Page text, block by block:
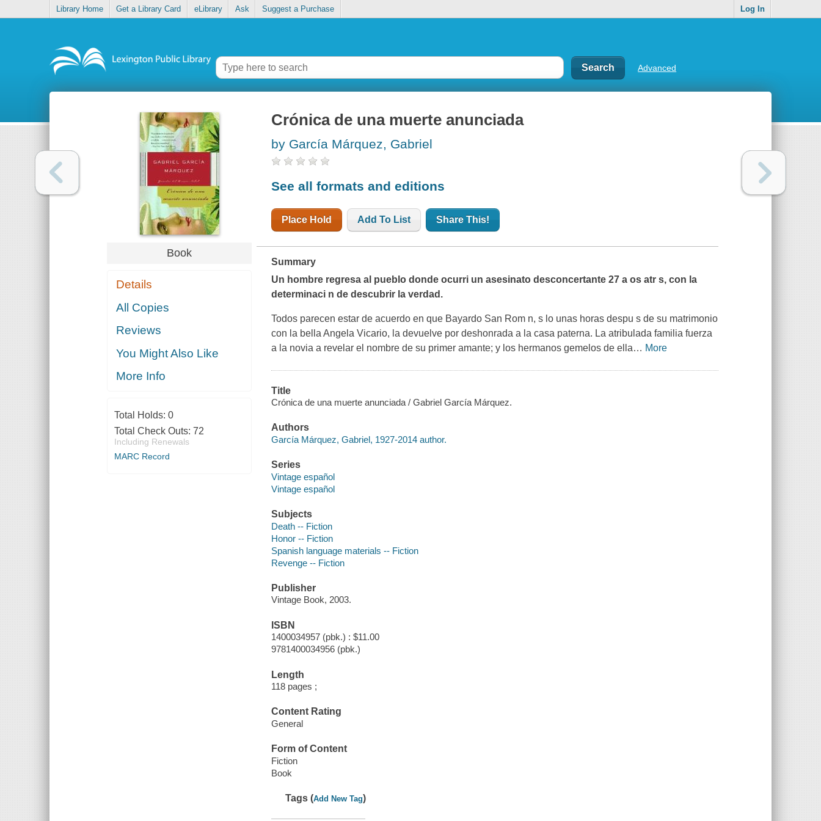
Library Home Get a Library Card eLibrary Ask Suggest a Purchase Log In
Advanced
Book
Details
All Copies
Reviews
You Might Also Like
More Info
Total Holds: 0
Total Check Outs: 72
Including Renewals
MARC Record
Crónica de una muerte anunciada
by García Márquez, Gabriel
See all formats and editions
Place Hold Add To List Share This!
Summary
Un hombre regresa al pueblo donde ocurri un asesinato desconcertante 27 a os atr s, con la
determinaci n de descubrir la verdad.
Todos parecen estar de acuerdo en que Bayardo San Rom n, s lo unas horas despu s de su matrimonio
con la bella Angela Vicario, la devuelve por deshonrada a la casa paterna. La atribulada familia fuerza
a la novia a revelar el nombre de su primer amante; y los hermanos gemelos de ella… More
Title
Crónica de una muerte anunciada / Gabriel García Márquez.
Authors
García Márquez, Gabriel, 1927-2014 author.
Series
Vintage español
Vintage español
Subjects
Death -- Fiction
Honor -- Fiction
Spanish language materials -- Fiction
Revenge -- Fiction
Publisher
Vintage Book, 2003.
ISBN
1400034957 (pbk.) : $11.00
9781400034956 (pbk.)
Length
118 pages ;
Content Rating
General
Form of Content
Fiction
Book
Tags (Add New Tag)